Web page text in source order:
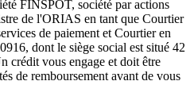
FINSPOT, société par actions
de l'ORIAS en tant que Courtier
de paiement et Courtier en
dont le siège social est situé 42
crédit vous engage et doit être
de remboursement avant de vous